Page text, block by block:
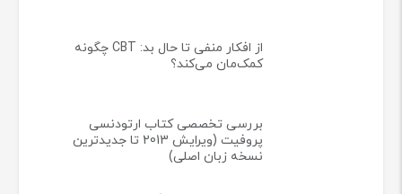
از افکار منفی تا حال بد: CBT چگونه
کمک‌مان می‌کند؟
بررسی تخصصی کتاب ارتودنسی
پروفیت (ویرایش 2013 تا جدیدترین
نسخه زبان اصلی)